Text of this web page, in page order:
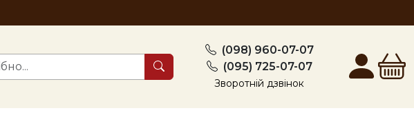
(098) 960-07-07
(095) 725-07-07
Зворотній дзвінок